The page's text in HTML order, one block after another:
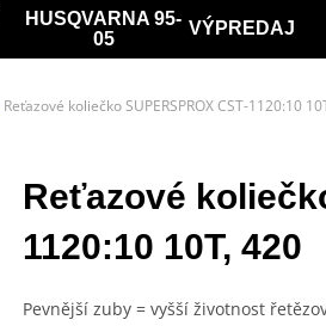
HUSQVARNA 95-
05
VÝPREDAJ
Reťazové koliečko SUPERSPROX CST-1120:10
Reťazové
1120:10 10T, 420
Pevnější zuby = vyšší životnost